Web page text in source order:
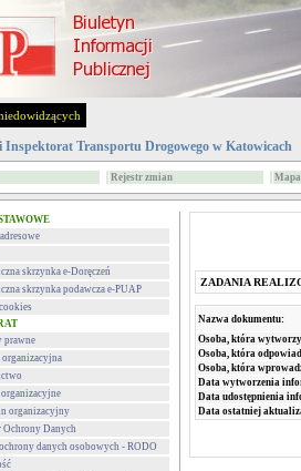
Inspektorat Transportu Drogowego w Katowicach
Rejestr zmian
skrzynka e-Doręczeń
skrzynka podawcza e-PUAP
prawne
organizacyjna
organizacyjny
Ochrony Danych
danych osobowych - RODO
ZADANIA
Nazwa dokumentu:
Osoba, która
Osoba, która
Osoba, która
Data wytworzenia
Data udostępnienia
Data ostatniej